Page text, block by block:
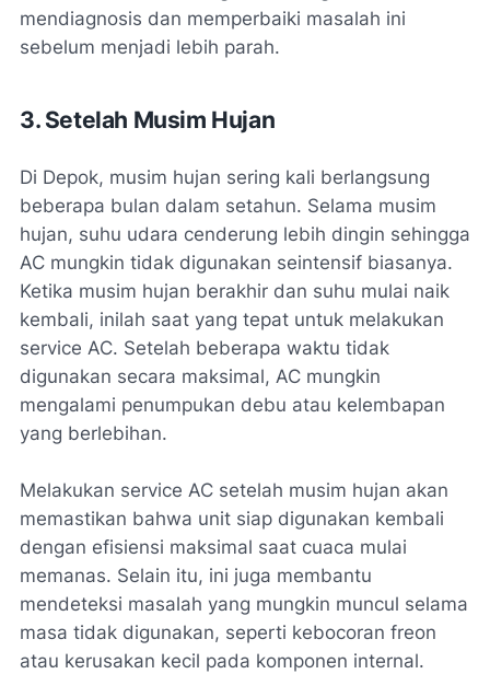
mendiagnosis dan memperbaiki masalah ini
sebelum menjadi lebih parah.
3. Setelah Musim Hujan
Di Depok, musim hujan sering kali berlangsung
beberapa bulan dalam setahun. Selama musim
hujan, suhu udara cenderung lebih dingin sehingga
AC mungkin tidak digunakan seintensif biasanya.
Ketika musim hujan berakhir dan suhu mulai naik
kembali, inilah saat yang tepat untuk melakukan
service AC. Setelah beberapa waktu tidak
digunakan secara maksimal, AC mungkin
mengalami penumpukan debu atau kelembapan
yang berlebihan.
Melakukan service AC setelah musim hujan akan
memastikan bahwa unit siap digunakan kembali
dengan efisiensi maksimal saat cuaca mulai
memanas. Selain itu, ini juga membantu
mendeteksi masalah yang mungkin muncul selama
masa tidak digunakan, seperti kebocoran freon
atau kerusakan kecil pada komponen internal.